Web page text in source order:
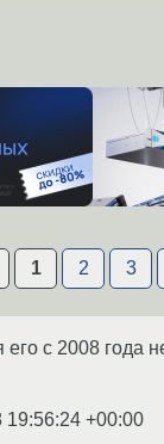
1 2 3
его с 2008 года
19:56:24 +00:00